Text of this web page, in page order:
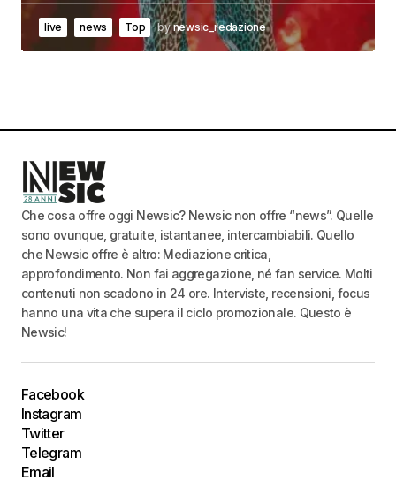
live news Top bynewsic_redazione
Che cosa offre oggi Newsic? Newsic non offre “news”. Quelle
sono ovunque, gratuite, istantanee, intercambiabili. Quello
che Newsic offre è altro: Mediazione critica,
approfondimento. Non fai aggregazione, né fan service. Molti
contenuti non scadono in 24 ore. Interviste, recensioni, focus
hanno una vita che supera il ciclo promozionale. Questo è
Newsic!
Facebook
Instagram
Twitter
Telegram
Email